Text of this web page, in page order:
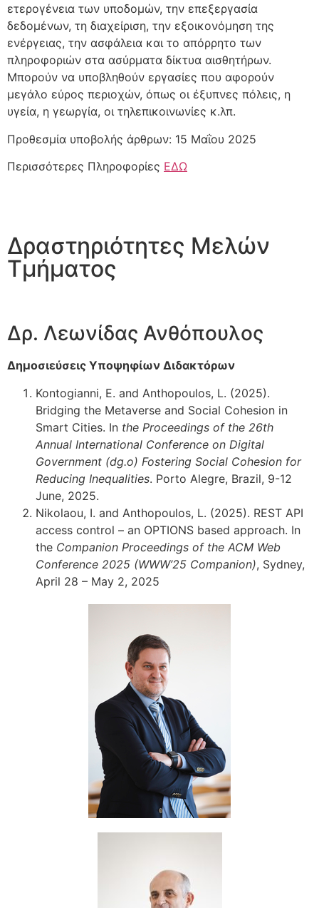
ετερογένεια των υποδομών, την επεξεργασία
δεδομένων, τη διαχείριση, την εξοικονόμηση της
ενέργειας, την ασφάλεια και το απόρρητο των
πληροφοριών στα ασύρματα δίκτυα αισθητήρων.
Μπορούν να υποβληθούν εργασίες που αφορούν
μεγάλο εύρος περιοχών, όπως οι έξυπνες πόλεις, η
υγεία, η γεωργία, οι τηλεπικοινωνίες κ.λπ.
Προθεσμία υποβολής άρθρων: 15 Μαΐου 2025
Περισσότερες Πληροφορίες ΕΔΩ
Δραστηριότητες Μελών
Τμήματος
Δρ. Λεωνίδας Ανθόπουλος
Δημοσιεύσεις Υποψηφίων Διδακτόρων
Kontogianni, E. and Anthopoulos, L. (2025).
Bridging the Metaverse and Social Cohesion in
Smart Cities. Ιn the Proceedings of the 26th
Annual International Conference on Digital
Government (dg.o) Fostering Social Cohesion for
Reducing Inequalities. Porto Alegre, Brazil, 9-12
June, 2025.
Nikolaou, I. and Anthopoulos, L. (2025). REST API
access control – an OPTIONS based approach. In
the Companion Proceedings of the ACM Web
Conference 2025 (WWW’25 Companion), Sydney,
April 28 – May 2, 2025